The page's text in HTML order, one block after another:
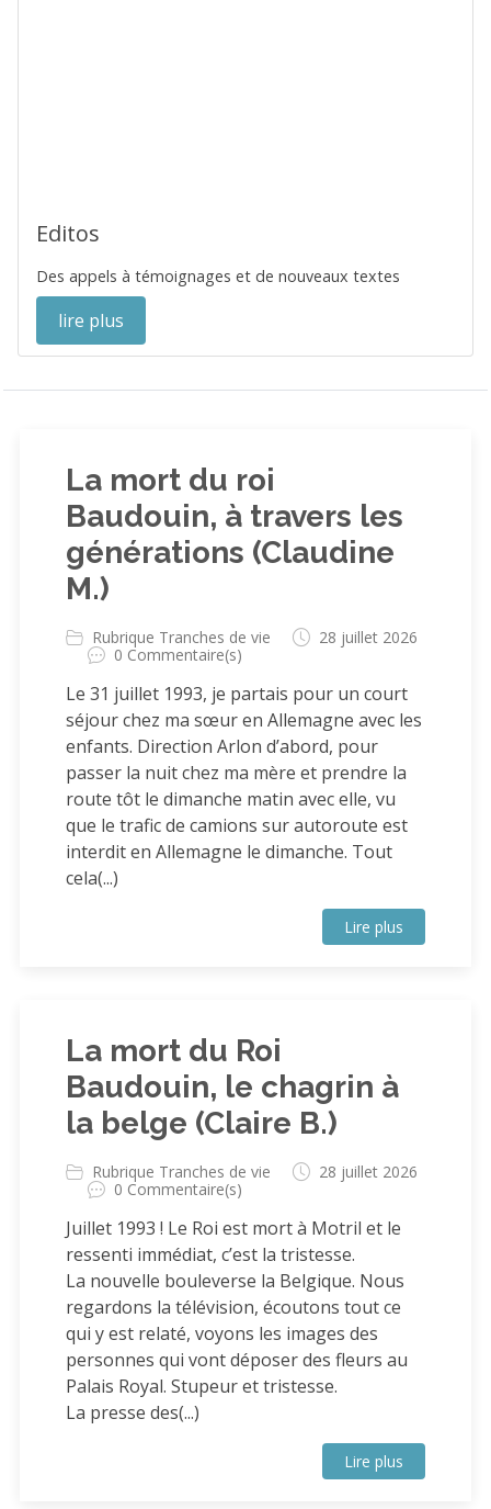
Editos
Des appels à témoignages et de nouveaux textes
lire plus
La mort du roi
Baudouin, à travers les
générations (Claudine
M.)
Rubrique Tranches de vie
28 juillet 2026
0 Commentaire(s)
Le 31 juillet 1993, je partais pour un court
séjour chez ma sœur en Allemagne avec les
enfants. Direction Arlon d’abord, pour
passer la nuit chez ma mère et prendre la
route tôt le dimanche matin avec elle, vu
que le trafic de camions sur autoroute est
interdit en Allemagne le dimanche. Tout
cela(...)
Lire plus
La mort du Roi
Baudouin, le chagrin à
la belge (Claire B.)
Rubrique Tranches de vie
28 juillet 2026
0 Commentaire(s)
Juillet 1993 ! Le Roi est mort à Motril et le
ressenti immédiat, c’est la tristesse.
La nouvelle bouleverse la Belgique. Nous
regardons la télévision, écoutons tout ce
qui y est relaté, voyons les images des
personnes qui vont déposer des fleurs au
Palais Royal. Stupeur et tristesse.
La presse des(...)
Lire plus